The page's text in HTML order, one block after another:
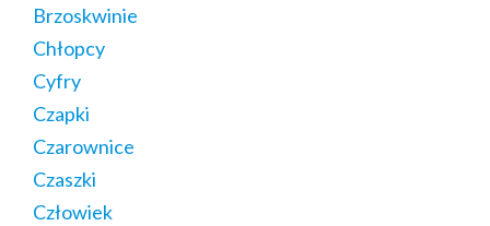
Brzoskwinie
Chłopcy
Cyfry
Czapki
Czarownice
Czaszki
Człowiek